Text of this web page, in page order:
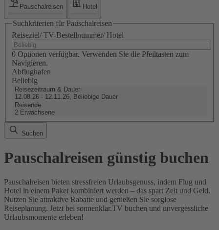
Pauschalreisen Hotel
Suchkriterien für Pauschalreisen
Reiseziel/ TV-Bestellnummer/ Hotel
0 Optionen verfügbar. Verwenden Sie die Pfeiltasten zum
Navigieren.
Abflughafen
Beliebig
Reisezeitraum & Dauer
12.08.26 - 12.11.26, Beliebige Dauer
Reisende
2 Erwachsene
Suchen
Pauschalreisen günstig buchen
Pauschalreisen bieten stressfreien Urlaubsgenuss, indem Flug und
Hotel in einem Paket kombiniert werden – das spart Zeit und Geld.
Nutzen Sie attraktive Rabatte und genießen Sie sorglose
Reiseplanung. Jetzt bei sonnenklar.TV buchen und unvergessliche
Urlaubsmomente erleben!